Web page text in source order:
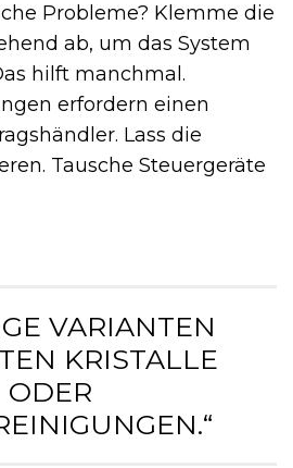
Probleme? Klemme die
ab, um das System
hilft manchmal.
erfordern einen
Lass die
Tausche Steuergeräte
VARIANTEN
KRISTALLE
ODER